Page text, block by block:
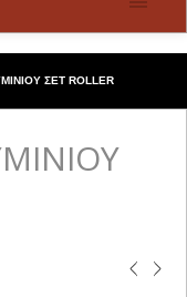
ΣΕΤ ROLLER